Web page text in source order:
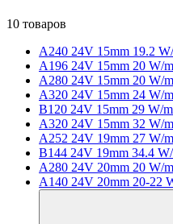
10 товаров
A240 24V 15mm 19.2
A196 24V 15mm 20 W/m
A280 24V 15mm 20 W/m
A320 24V 15mm 24 W/m
B120 24V 15mm 29 W/m
A320 24V 15mm 32 W/m
A252 24V 19mm 27 W/m
B144 24V 19mm 34.4
A280 24V 20mm 20 W/
A140 24V 20mm 20-22